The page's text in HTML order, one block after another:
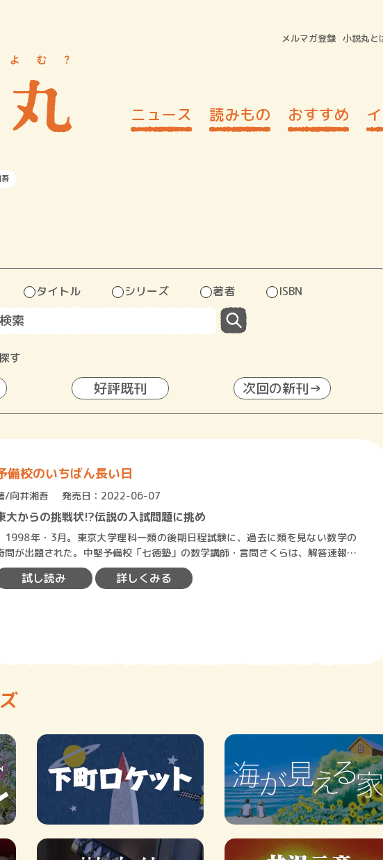
メルマガ登録 小説丸と
ニュース 読みもの おすすめ
タイトル シリーズ 著者 ISBN
す
好評既刊 次回の新刊→
備校のいちばん長い日
/向井湘吾 発売日：2022-06-07
大からの挑戦状!?伝説の入試問題に挑め
1998年・3月。東京大学理科一類の後期日程試験に、過去に類を見ない数学の
問が出題された。中堅予備校「七徳塾」の数学講師・言問さくらは、解答速報を
すべく早速この奇問に挑むも、まった…
試し読み 詳しくみる
賞金稼ぎスリーサム！ 二重
著／川瀬七緒